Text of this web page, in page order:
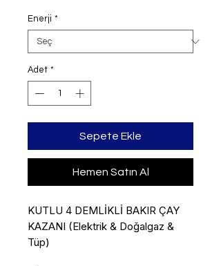
Enerji *
Adet *
Sepete Ekle
Hemen Satın Al
KUTLU 4 DEMLİKLİ BAKIR ÇAY
KAZANI (Elektrik & Doğalgaz &
Tüp)